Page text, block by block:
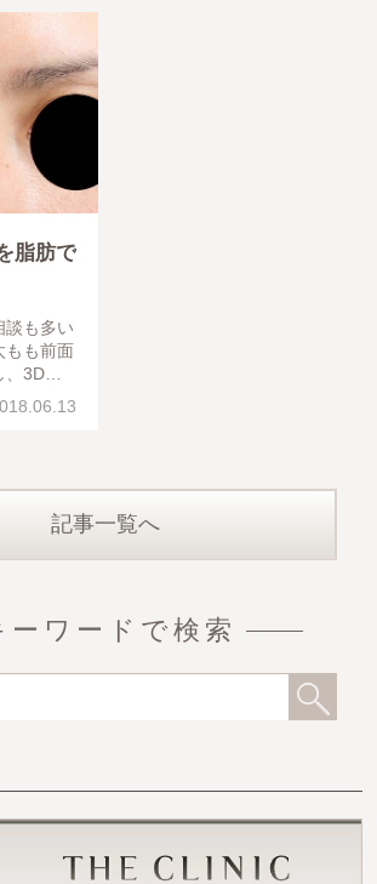
脂肪で
談も多い
もも前面
3Dマ
術を受け
です。
記事一覧へ
ーワードで検索